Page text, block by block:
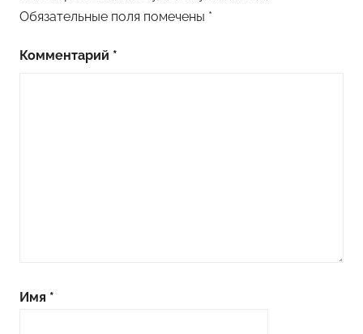
Обязательные поля помечены *
Комментарий *
Имя *